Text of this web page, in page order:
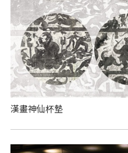
漢畫神仙杯墊